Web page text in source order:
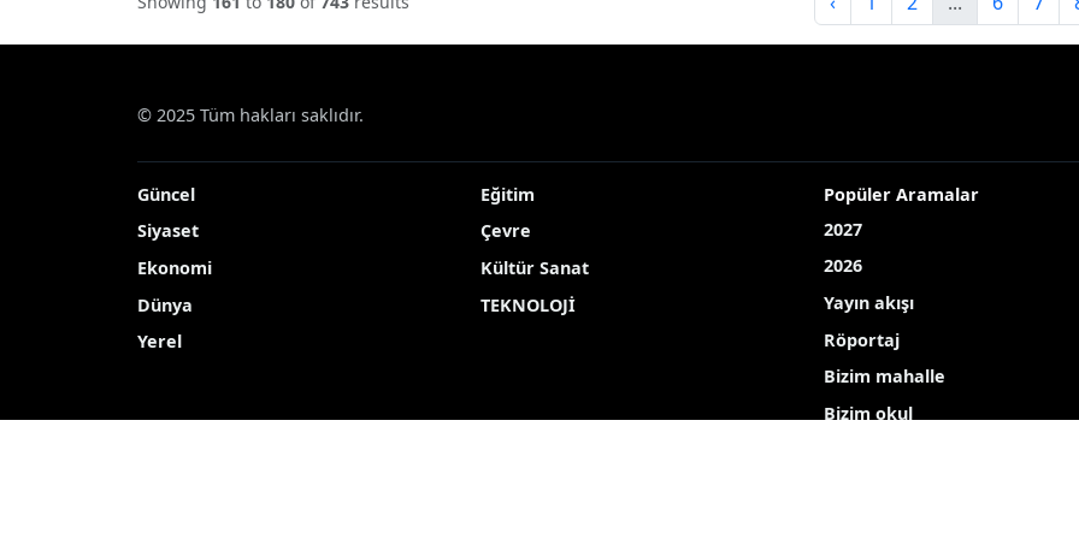
© 2025 Tüm hakları saklıdır.
Güncel
Siyaset
Ekonomi
Dünya
Yerel
Eğitim
Çevre
Kültür Sanat
TEKNOLOJİ
Popüler Aramalar
2027
2026
Yayın akışı
Röportaj
Bizim mahalle
Bizim okul